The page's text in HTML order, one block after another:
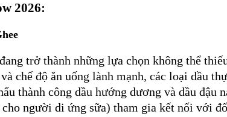
2026:
trở thành những lựa chọn không thể
chế độ ăn uống lành mạnh, các loại dầu
thành công dầu hướng dương và dầu đậu
người di ứng sữa) tham gia kết nối với